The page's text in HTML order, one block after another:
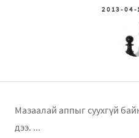
2013-
Мазаалай аппыг суухгүй
дээ. ...